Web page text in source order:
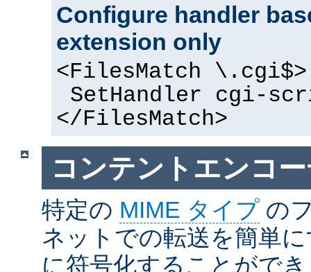
Configure handler
extension only
<FilesMatch \.cgi$>
SetHandler cgi-
</FilesMatch>
コンテントエンコ
特定の MIME タイプ の
ネットでの転送を簡単
に符号化することがで